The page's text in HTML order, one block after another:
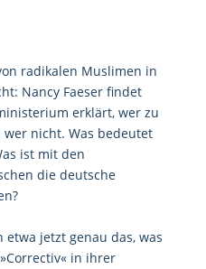
radikalen Muslimen in
Nancy Faeser findet
erklärt, wer zu
nicht. Was bedeutet
ist mit den
die deutsche
jetzt genau das, was
in ihrer